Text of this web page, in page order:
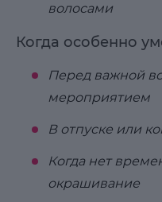
волосами
Когда особенно
Перед важной
мероприятием
В отпуске или
Когда нет
окрашивание